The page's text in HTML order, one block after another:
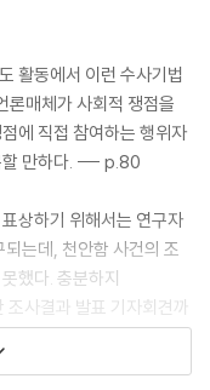
?
활동에서 이런 수사기법
론매체가 사회적 쟁점을
에 직접 참여하는 행위자
할 만하다. --- p.80
상하기 위해서는 연구자
는데, 천안함 사건의 조
했다. 충분하지
조사결과 발표 기자회견까
로 인해 천안함의 선체파
게 표상되지 못한 채 컴